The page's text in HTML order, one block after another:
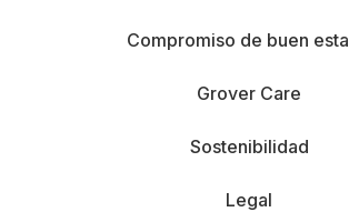
Compromiso de buen
Grover Care
Sostenibilidad
Legal